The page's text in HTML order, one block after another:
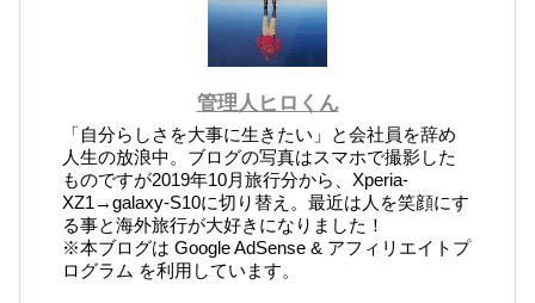
管理人ヒロくん
「自分らしさを大事に生きたい」と会社員を辞め
人生の放浪中。ブログの写真はスマホで撮影した
ものですが2019年10月旅行分から、Xperia-
XZ1→galaxy-S10に切り替え。最近は人を笑顔にす
る事と海外旅行が大好きになりました！
※本ブログは Google AdSense & アフィリエイトプ
ログラム を利用しています。